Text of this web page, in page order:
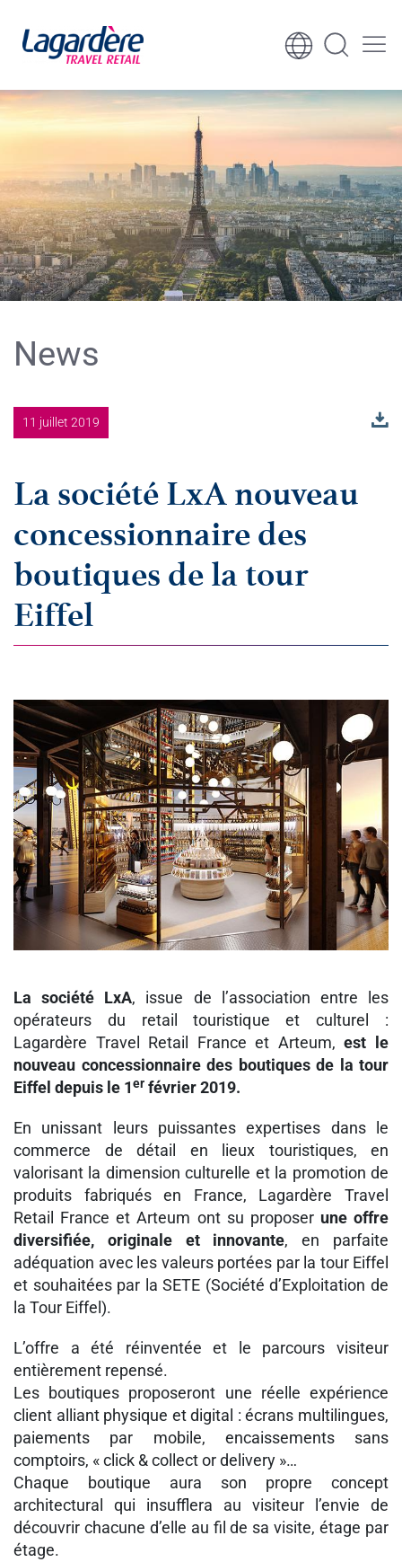
Aller au contenu
News
11 juillet 2019
La société LxA nouveau
concessionnaire des
boutiques de la tour
Eiffel
La société LxA, issue de l’association entre les
opérateurs du retail touristique et culturel :
Lagardère Travel Retail France et Arteum,est le
nouveau concessionnaire des boutiques de la tour
Eiffel depuis le 1er février 2019.
En unissant leurs puissantes expertises dans le
commerce de détail en lieux touristiques, en
valorisant la dimension culturelle et la promotion de
produits fabriqués en France, Lagardère Travel
Retail France et Arteum ont su proposer une offre
diversifiée, originale et innovante, en parfaite
adéquation avec les valeurs portées par la tour Eiffel
et souhaitées par la SETE (Société d’Exploitation de
la Tour Eiffel).
L’offre a été réinventée et le parcours visiteur
entièrement repensé.
Les boutiques proposeront une réelle expérience
client alliant physique et digital : écrans multilingues,
paiements par mobile, encaissements sans
comptoirs, « click & collect or delivery »…
Chaque boutique aura son propre concept
architectural qui insufflera au visiteur l’envie de
découvrir chacune d’elle au fil de sa visite, étage par
étage.